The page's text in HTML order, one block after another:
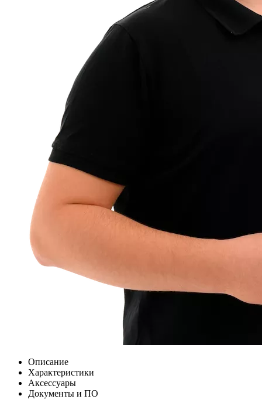
Описание
Характеристики
Аксессуары
Документы и ПО